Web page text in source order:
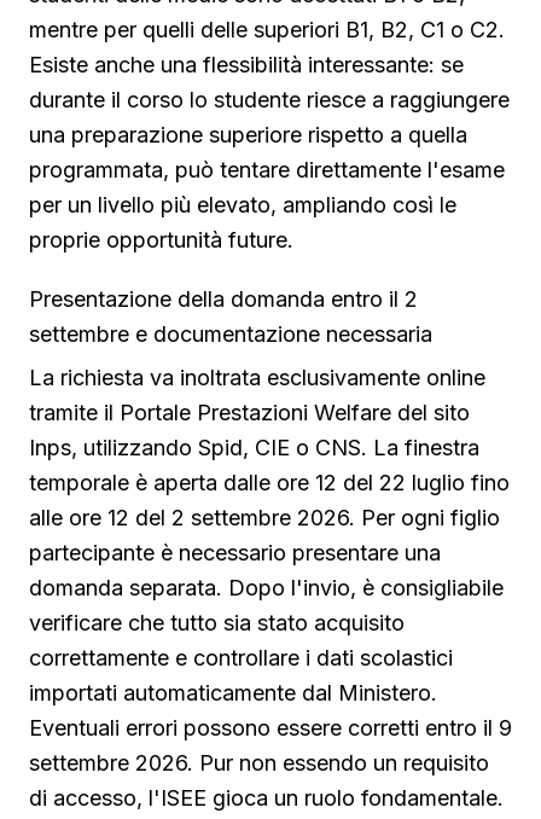
mentre per quelli delle superiori B1, B2, C1 o C2.
Esiste anche una flessibilità interessante: se
durante il corso lo studente riesce a raggiungere
una preparazione superiore rispetto a quella
programmata, può tentare direttamente l'esame
per un livello più elevato, ampliando così le
proprie opportunità future.
Presentazione della domanda entro il 2
settembre e documentazione necessaria
La richiesta va inoltrata esclusivamente online
tramite il Portale Prestazioni Welfare del sito
Inps, utilizzando Spid, CIE o CNS. La finestra
temporale è aperta dalle ore 12 del 22 luglio fino
alle ore 12 del 2 settembre 2026. Per ogni figlio
partecipante è necessario presentare una
domanda separata. Dopo l'invio, è consigliabile
verificare che tutto sia stato acquisito
correttamente e controllare i dati scolastici
importati automaticamente dal Ministero.
Eventuali errori possono essere corretti entro il 9
settembre 2026. Pur non essendo un requisito
di accesso, l'ISEE gioca un ruolo fondamentale.